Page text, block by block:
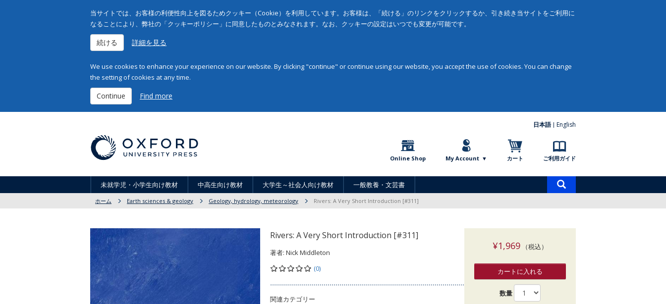
当サイトでは、お客様の利便性向上を図るためクッキー（Cookie）を利用しています。お客様は、「続ける」のリンクをクリックするか、引き続き当サイトをご利用に
なることにより、弊社の「クッキーポリシー」に同意したものとみなされます。なお、クッキーの設定はいつでも変更が可能です。
続ける 詳細を見る
We use cookies to enhance your experience on our website. By clicking "continue" or continue using our website, you accept the use of cookies. You can change
the setting of cookies at any time.
Continue Find more
日本語 English
Online Shop My Account カート ご利用ガイド
未就学児・小学生向け教材 中高生向け教材 大学生～社会人向け教材 一般教養・文芸書
索
ホーム Earth sciences & geology Geology, hydrology, meteorology Rivers: A Very Short Introduction [#311]
Rivers: A Very Short Introduction [#311]
著者: Nick Middleton
(0)
関連カテゴリー
¥1,969（税込）
カートに入れる
数量